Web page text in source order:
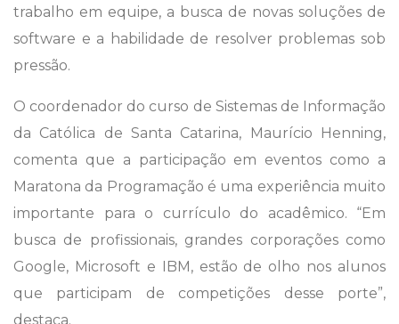
trabalho em equipe, a busca de novas soluções de
software e a habilidade de resolver problemas sob
pressão.
O coordenador do curso de Sistemas de Informação
da Católica de Santa Catarina, Maurício Henning,
comenta que a participação em eventos como a
Maratona da Programação é uma experiência muito
importante para o currículo do acadêmico. “Em
busca de profissionais, grandes corporações como
Google, Microsoft e IBM, estão de olho nos alunos
que participam de competições desse porte”,
destaca.